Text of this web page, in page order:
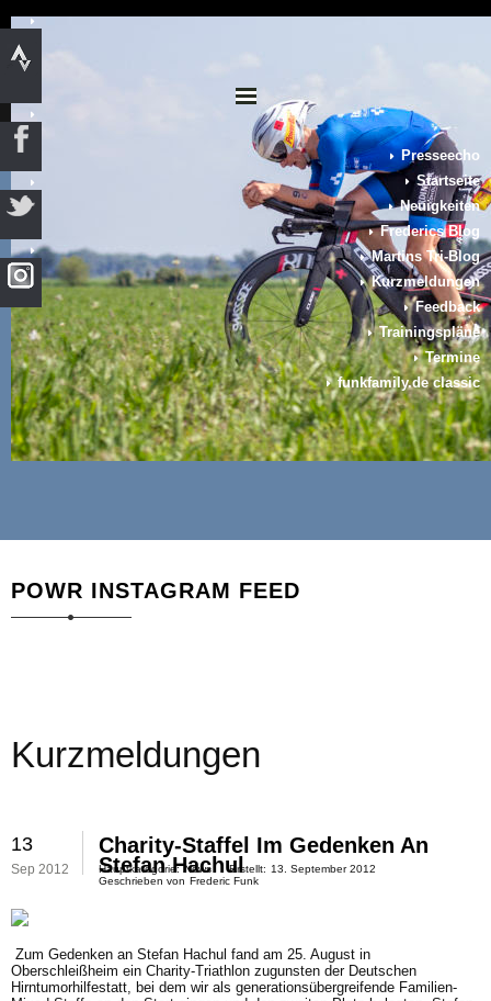
Presseecho
Startseite
Neuigkeiten
Frederics Blog
Martins Tri-Blog
Kurzmeldungen
Feedback
Trainingspläne
Termine
funkfamily.de classic
POWR INSTAGRAM FEED
Kurzmeldungen
13
Sep 2012
Charity-Staffel Im Gedenken An
Stefan Hachul
Hauptkategorie: News Erstellt: 13. September 2012
Geschrieben von Frederic Funk
Zum Gedenken an Stefan Hachul fand am 25. August in
Oberschleißheim ein Charity-Triathlon zugunsten der Deutschen
Hirntumorhilfestatt, bei dem wir als generationsübergreifende Familien-